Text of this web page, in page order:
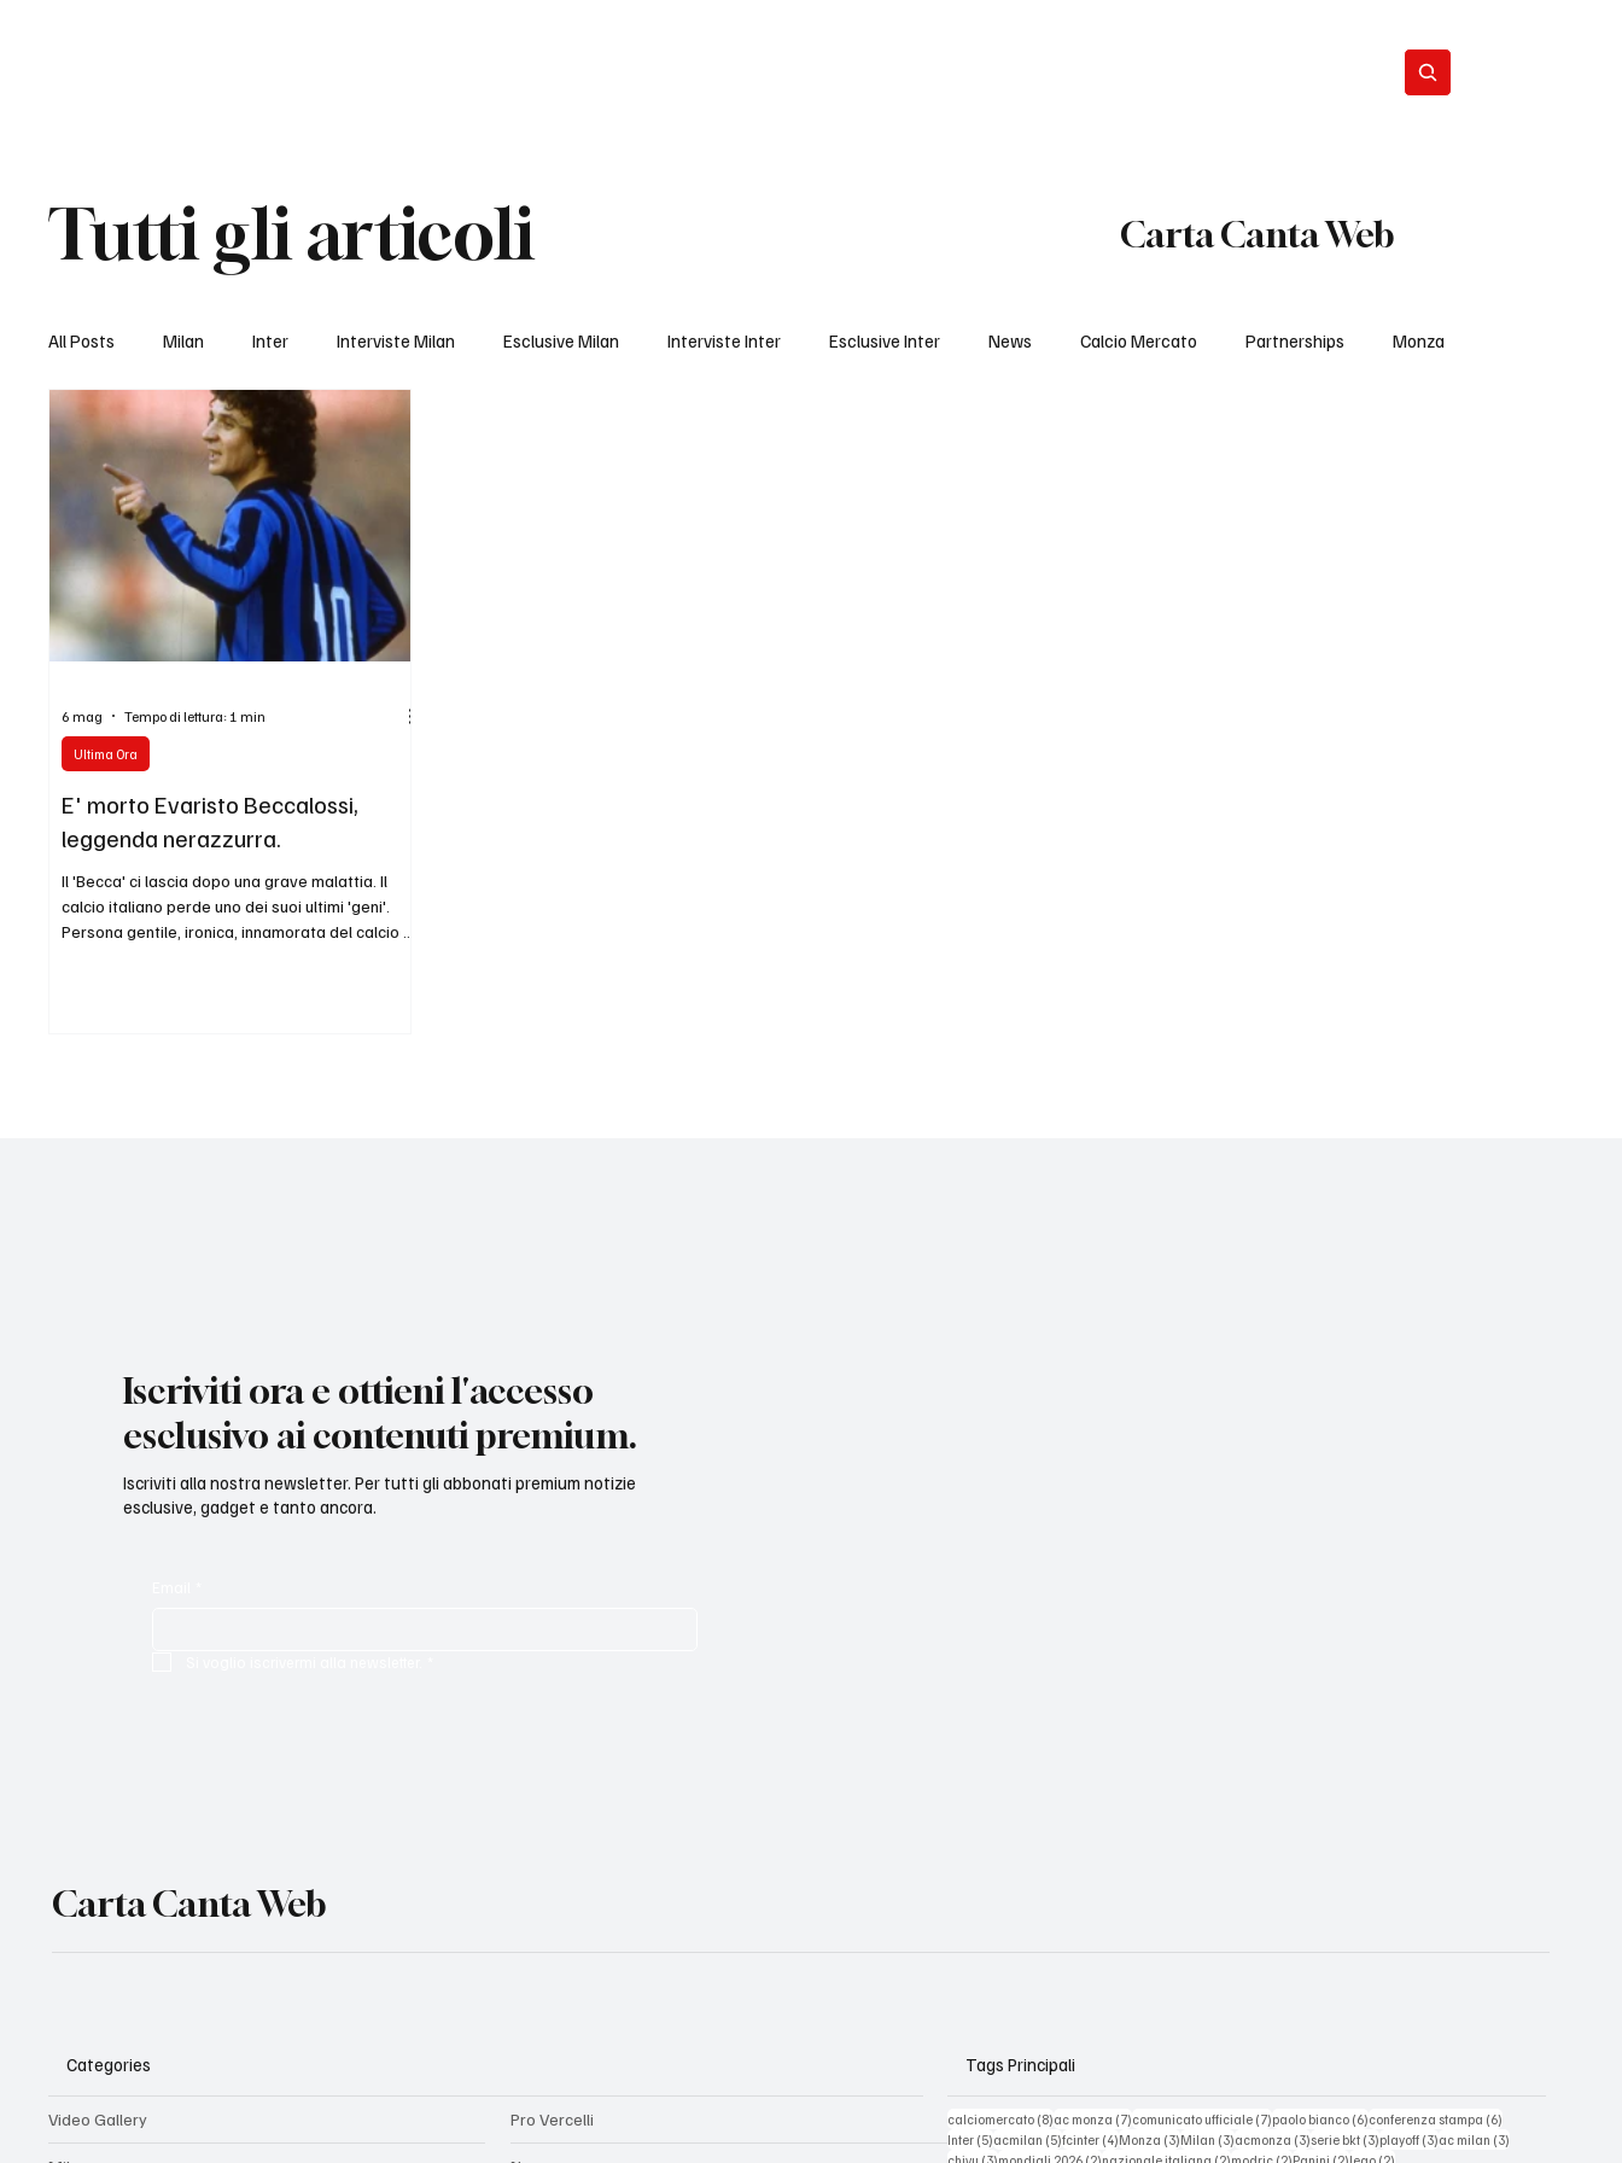
Tutti gli articoli Carta Canta Web
All Posts Milan Inter Interviste Milan Esclusive Milan Interviste Inter Esclusive Inter News Calcio Mercato Partnerships Monza
Interviste Monza Esclusive Monza
Esclusive Pro Vercelli editoriale
E' morto Evaristo Beccalossi,
leggenda nerazzurra.
Il 'Becca' ci lascia dopo una grave malattia. Il
calcio italiano perde uno dei suoi ultimi 'geni'.
Persona gentile, ironica, innamorata del calcio e
Ultima Ora
6 mag Tempo di lettura: 1 min
Iscriviti ora e ottieni l'accesso
esclusivo ai contenuti premium.
Iscriviti alla nostra newsletter. Per tutti gli abbonati premium notizie
esclusive, gadget e tanto ancora.
Carta Canta Web
Categories
Video Gallery Pro Vercelli
Tags Principali
calciomercato (8)8 post
ac monza (7)7 post
comunicato ufficiale (7)7 post
paolo bianco (6)6 post
conferenza stampa (6)
Inter (5)5 post
acmilan (5)5 post
fcinter (4)4 post
Monza (3)3 post
Milan (3)3 post
acmonza (3)3 post
serie bkt (3)3 post
playoff (3)3 post
ac milan (3)
chivu (3)3 post
mondiali 2026 (2)2 post
nazionale italiana (2)2 post
modric (2)2 post
Panini (2)2 post
leao (2)